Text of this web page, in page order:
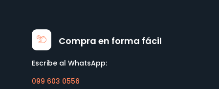
Compra en forma fácil
Escribe al WhatsApp:
099 603 0556